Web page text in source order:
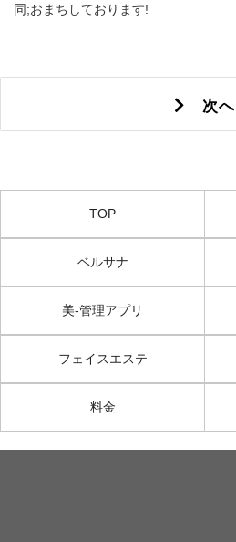
同;おまちしております!
次へ
TOP
ベルサナ
美-管理アプリ
フェイスエステ
料金